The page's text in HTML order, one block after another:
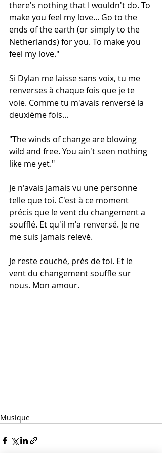
there's nothing that I wouldn't do. To
make you feel my love... Go to the
ends of the earth (or simply to the
Netherlands) for you. To make you
feel my love."
Si Dylan me laisse sans voix, tu me
renverses à chaque fois que je te
voie. Comme tu m'avais renversé la
deuxième fois...
"The winds of change are blowing
wild and free. You ain't seen nothing
like me yet."
Je n'avais jamais vu une personne
telle que toi. C'est à ce moment
précis que le vent du changement a
soufflé. Et qu'il m'a renversé. Je ne
me suis jamais relevé.
Je reste couché, près de toi. Et le
vent du changement souffle sur
nous. Mon amour.
Musique